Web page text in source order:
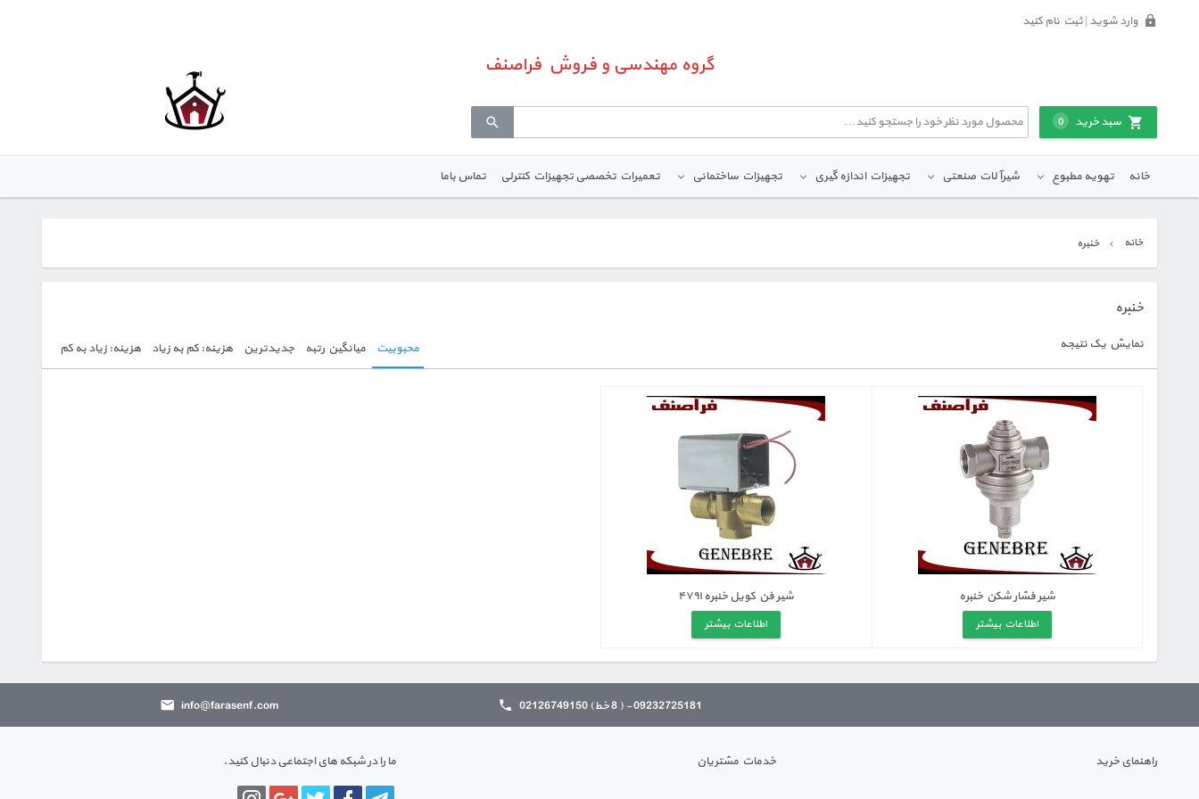
وارد شوید | ثبت نام کنید
گروه مهندسی و فروش فراصنف
سبد خرید 0
خانه تهویه مطبوع شیرآلات صنعتی تجهیزات اندازه گیری تجهیزات ساختمانی تعمیرات تخصصی تجهیزات کنترلی تماس باما
خانه خنبره
خنبره
نمایش یک نتیجه محبوبیت میانگین رتبه جدیدترین هزینه: کم به زیاد هزینه: زیاد به کم
شیر فشار شکن خنبره
اطلاعات بیشتر
شیر فن کویل خنبره ۴۷۹۱
اطلاعات بیشتر
09232725181 - ( 8 خط) 02126749150 info@farasenf.com
راهنمای خرید خدمات مشتریان ما را در شبکه های اجتماعی دنبال کنید.